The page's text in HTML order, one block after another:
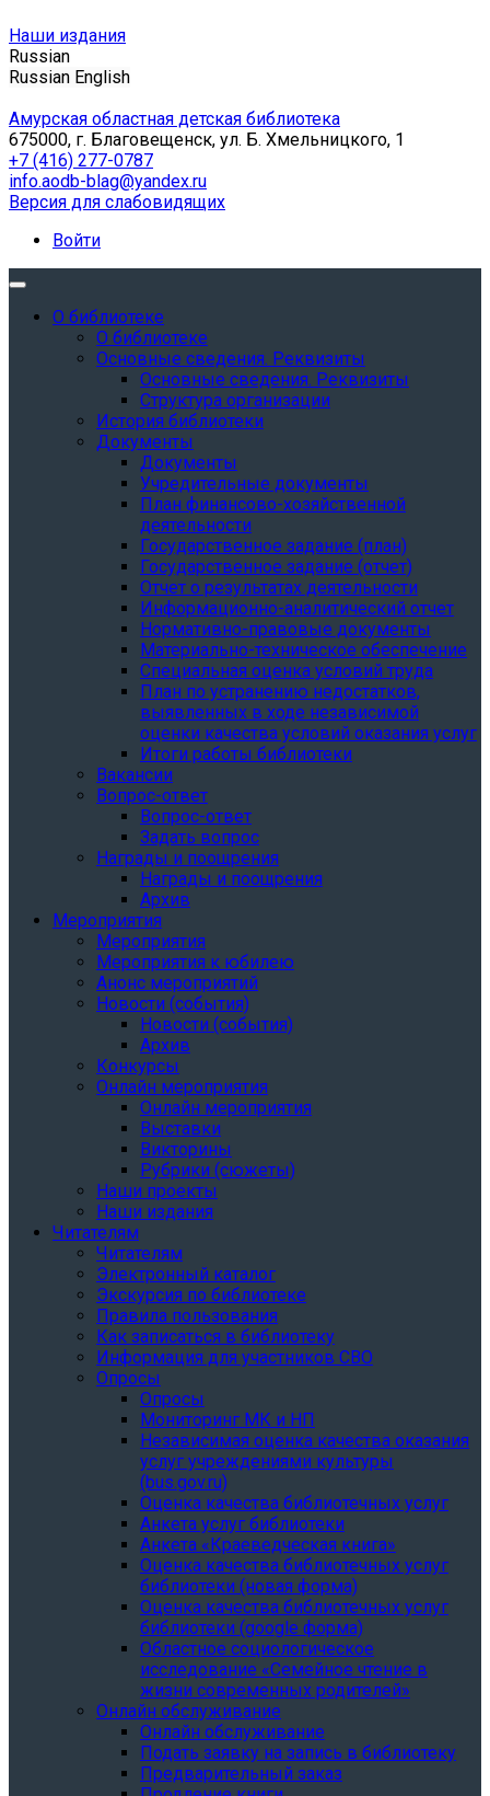
Наши издания
Russian
Russian English
Амурская областная детская библиотека
675000, г. Благовещенск, ул. Б. Хмельницкого, 1
+7 (416) 277-0787
info.aodb-blag@yandex.ru
Версия для слабовидящих
Войти
О библиотеке
О библиотеке
Основные сведения. Реквизиты
Основные сведения. Реквизиты
Структура организации
История библиотеки
Документы
Документы
Учредительные документы
План финансово-хозяйственной
деятельности
Государственное задание (план)
Государственное задание (отчет)
Отчет о результатах деятельности
Информационно-аналитический отчет
Нормативно-правовые документы
Материально-техническое обеспечение
Специальная оценка условий труда
План по устранению недостатков,
выявленных в ходе независимой
оценки качества условий оказания услуг
Итоги работы библиотеки
Вакансии
Вопрос-ответ
Вопрос-ответ
Задать вопрос
Награды и поощрения
Награды и поощрения
Архив
Мероприятия
Мероприятия
Мероприятия к юбилею
Анонс мероприятий
Новости (события)
Новости (события)
Архив
Конкурсы
Онлайн мероприятия
Онлайн мероприятия
Выставки
Викторины
Рубрики (сюжеты)
Наши проекты
Наши издания
Читателям
Читателям
Электронный каталог
Экскурсия по библиотеке
Правила пользования
Как записаться в библиотеку
Информация для участников СВО
Опросы
Опросы
Мониторинг МК и НП
Независимая оценка качества оказания
услуг учреждениями культуры
(bus.gov.ru)
Оценка качества библиотечных услуг
Анкета услуг библиотеки
Анкета «Краеведческая книга»
Oценка качества библиотечных услуг
библиотеки (новая форма)
Oценка качества библиотечных услуг
библиотеки (google форма)
Областное социологическое
исследование «Семейное чтение в
жизни современных родителей»
Онлайн обслуживание
Онлайн обслуживание
Подать заявку на запись в библиотеку
Предварительный заказ